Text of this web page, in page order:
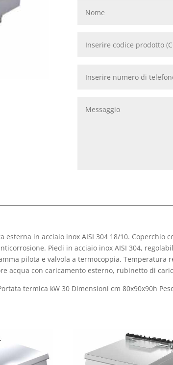
in acciaio inox AISI 304 18/10. Coperchio
Piedi in acciaio inox AISI 304,
pilota e valvola a termocoppia. Temperatura
acqua con caricamento esterno, rubinetto di
termica kW 30 Dimensioni cm 80x90x90h